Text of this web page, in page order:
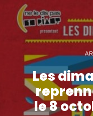
Les
le 8